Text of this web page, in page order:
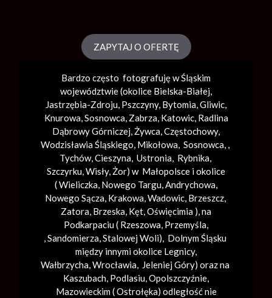
ZAPYTAJ O OFERTĘ
Bardzo często fotografuję w Śląskim
województwie (okolice Bielska-Białej,
Jastrzębia-Zdroju, Pszczyny, Bytomia, Gliwic,
Knurowa, Sosnowca, Zabrza, Katowic, Radlina
Dąbrowy Górniczej, Żywca, Częstochowy,
Wodzisławia Śląskiego, Mikołowa, Sosnowca, ,
Tychów, Cieszyna, Ustronia, Rybnika,
Szczyrku, Wisły, Żor) w Małopolsce i okolice
(Wieliczka, Nowego Targu,Andrychowa,
Nowego Sącza, Krakowa,Wadowic, Brzeszcz,
Zatora, Brzeska, Kęt,Oświęcimia ), na
Podkarpaciu ( Rzeszowa, Przemyśla,
,Sandomierza,Stalowej Woli), Dolnym Śląsku
między innymi okolice Legnicy,
Wałbrzycha,Wrocławia, Jeleniej Góry) oraz na
Kaszubach, Podlasiu, Opolszczyźnie,
Mazowieckim ( Ostrołęka) odległość nie